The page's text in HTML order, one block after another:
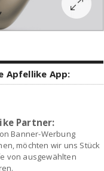
Apfellike App:
Partner:
Banner-Werbung
möchten wir uns Stück
von ausgewählten